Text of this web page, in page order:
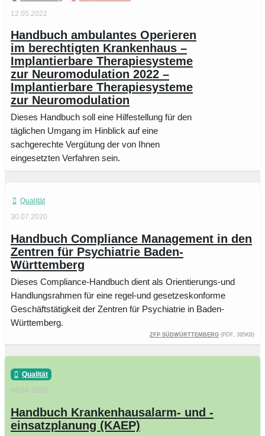
12.05.2022
Handbuch ambulantes Operieren
im berechtigten Krankenhaus –
Implantierbare Therapiesysteme
zur Neuromodulation 2022 –
Implantierbare Therapiesysteme
zur Neuromodulation
Dieses Handbuch soll eine Hilfestellung für den
täglichen Umgang im Hinblick auf eine
sachgerechte Vergütung der von Ihnen
eingesetzten Verfahren sein.
Qualität
30.07.2020
Handbuch Compliance Management in den
Zentren für Psychiatrie Baden-
Württemberg
Dieses Compliance-Handbuch dient als Orientierungs-und
Handlungsrahmen für eine regel-und gesetzeskonforme
Geschäftstätigkeit der Zentren für Psychiatrie in Baden-
Württemberg.
ZfP Südwürttemberg (PDF, 395KB)
Qualität
09.04.2020
Handbuch Krankenhausalarm- und -
einsatzplanung (KAEP)